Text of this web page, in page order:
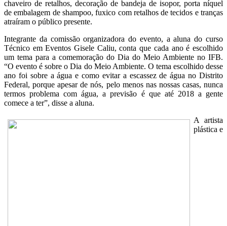
chaveiro de retalhos, decoração de bandeja de isopor, porta níquel
de embalagem de shampoo, fuxico com retalhos de tecidos e tranças
atraíram o público presente.
Integrante da comissão organizadora do evento, a aluna do curso
Técnico em Eventos Gisele Caliu, conta que cada ano é escolhido
um tema para a comemoração do Dia do Meio Ambiente no IFB.
“O evento é sobre o Dia do Meio Ambiente. O tema escolhido desse
ano foi sobre a água e como evitar a escassez de água no Distrito
Federal, porque apesar de nós, pelo menos nas nossas casas, nunca
termos problema com água, a previsão é que até 2018 a gente
comece a ter”, disse a aluna.
A artista
plástica e